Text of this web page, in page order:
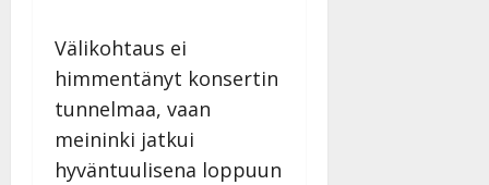
Välikohtaus ei
himmentänyt konsertin
tunnelmaa, vaan
meininki jatkui
hyväntuulisena loppuun